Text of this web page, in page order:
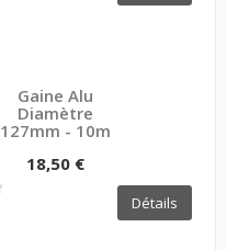
Gaine Alu
Diamètre
127mm - 10m
18,50 €
Détails